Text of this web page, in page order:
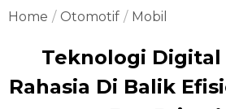
Home Otomotif Mobil
Teknologi Digital
Rahasia Di Balik